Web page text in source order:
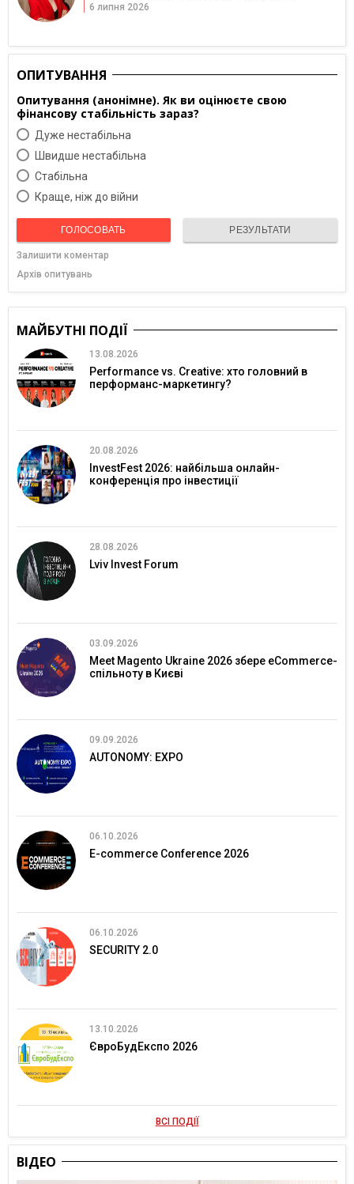
6 липня 2026
ОПИТУВАННЯ
Опитування (анонімне). Як ви оцінюєте свою
фінансову стабільність зараз?
Дуже нестабільна
Швидше нестабільна
Cтабільна
Краще, ніж до війни
ГОЛОСОВАТЬ РЕЗУЛЬТАТИ
Залишити коментар
Архів опитувань
МАЙБУТНІ ПОДІЇ
13.08.2026
Performance vs. Creative: хто головний в
перформанс-маркетингу?
20.08.2026
InvestFest 2026: найбільша онлайн-
конференція про інвестиції
28.08.2026
Lviv Invest Forum
03.09.2026
Meet Magento Ukraine 2026 збере eCommerce-
спільноту в Києві
09.09.2026
AUTONOMY: EXPO
06.10.2026
E-commerce Conference 2026
06.10.2026
SECURITY 2.0
13.10.2026
ЄвроБудЕкспо 2026
ВСІ ПОДІЇ
ВІДЕО